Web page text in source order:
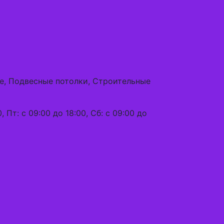
Подвесные потолки, Строительные
Пт: с 09:00 до 18:00, Сб: с 09:00 до